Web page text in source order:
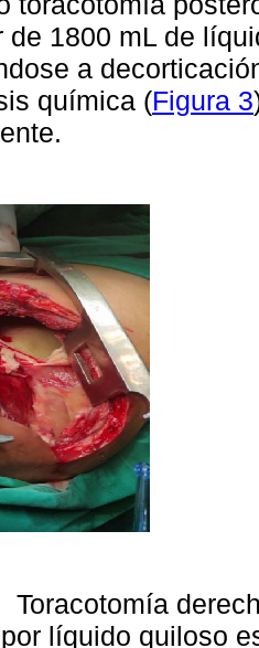
de 1800 mL de
a
química (Figura 3
Toracotomía
líquido quiloso